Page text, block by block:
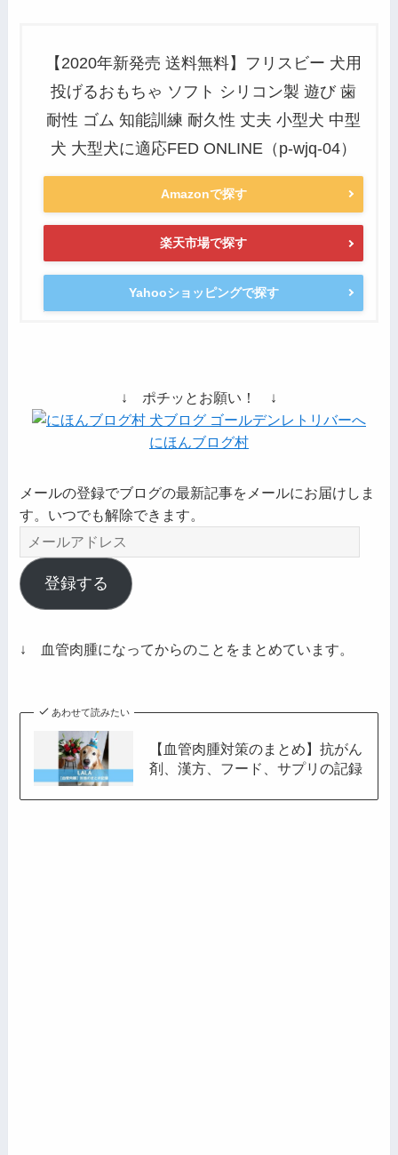
【2020年新発売 送料無料】フリスビー 犬用
投げるおもちゃ ソフト シリコン製 遊び 歯
耐性 ゴム 知能訓練 耐久性 丈夫 小型犬 中型
犬 大型犬に適応FED ONLINE（p-wjq-04）
Amazonで探す
楽天市場で探す
Yahooショッピングで探す
↓ ポチッとお願い！ ↓
にほんブログ村
メールの登録でブログの最新記事をメールにお届けしま
す。いつでも解除できます。
メ
ー
ル
ア
レ
登録する
↓ 血管肉腫になってからのことをまとめています。
あわせて読みたい
【血管肉腫対策のまとめ】抗がん
剤、漢方、フード、サプリの記録